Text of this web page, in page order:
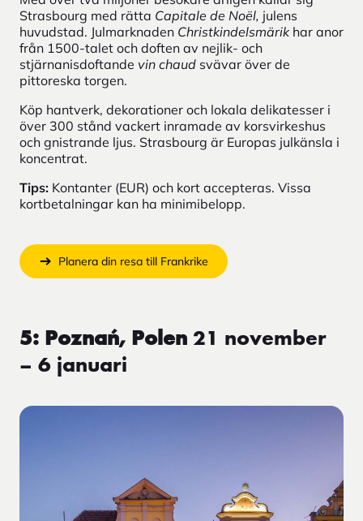
Strasbourg med rätta Capitale de Noël, julens
huvudstad. Julmarknaden Christkindelsmärik har anor
från 1500-talet och doften av nejlik- och
stjärnanisdoftande vin chaud svävar över de
pittoreska torgen.
Köp hantverk, dekorationer och lokala delikatesser i
över 300 stånd vackert inramade av korsvirkeshus
och gnistrande ljus. Strasbourg är Europas julkänsla i
koncentrat.
Tips: Kontanter (EUR) och kort accepteras. Vissa
kortbetalningar kan ha minimibelopp.
Planera din resa till Frankrike
5: Poznań, Polen 21 november
– 6 januari